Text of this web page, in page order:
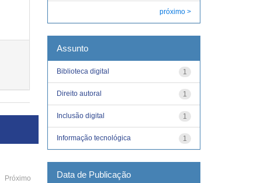
Próximo
próximo >
Assunto
1
Biblioteca digital
1
Direito autoral
1
Inclusão digital
1
Informação tecnológica
Data de Publicação